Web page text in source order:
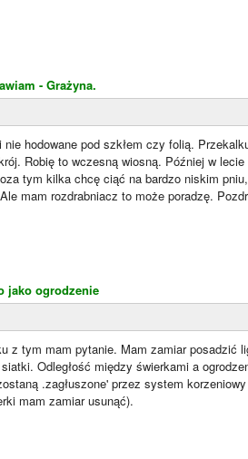
- Grażyna.
hodowane pod szkłem czy folią.
Robię to wczesną wiosną. Później w
tym kilka chcę ciąć na bardzo niskim
mam rozdrabniacz to może poradzę.
jako ogrodzenie
z tym mam pytanie. Mam zamiar posadzić
Odległość między świerkami a
.zagłuszone' przez system
mam zamiar usunąć).